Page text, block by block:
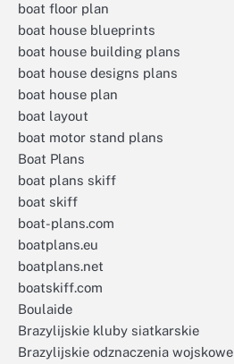
boat floor plan
boat house blueprints
boat house building plans
boat house designs plans
boat house plan
boat layout
boat motor stand plans
Boat Plans
boat plans skiff
boat skiff
boat-plans.com
boatplans.eu
boatplans.net
boatskiff.com
Boulaide
Brazylijskie kluby siatkarskie
Brazylijskie odznaczenia wojskowe